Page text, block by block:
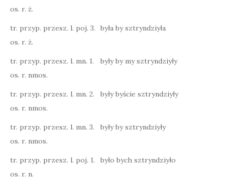
os. r. ż.
tr. przyp. przesz. l. poj. 3.
os. r. ż.
była by sztryndziyła
tr. przyp. przesz. l. mn. 1.
os. r. nmos.
były by my sztryndziyły
tr. przyp. przesz. l. mn. 2.
os. r. nmos.
były byście sztryndziyły
tr. przyp. przesz. l. mn. 3.
os. r. nmos.
były by sztryndziyły
tr. przyp. przesz. l. poj. 1.
os. r. n.
było bych sztryndziyło